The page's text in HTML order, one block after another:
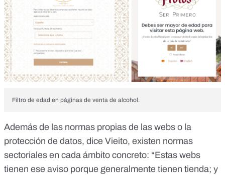
Filtro de edad en páginas de venta de alcohol.
Además de las normas propias de las webs o la
protección de datos, dice Vieito, existen normas
sectoriales en cada ámbito concreto: “Estas webs
tienen ese aviso porque generalmente tienen tienda; y